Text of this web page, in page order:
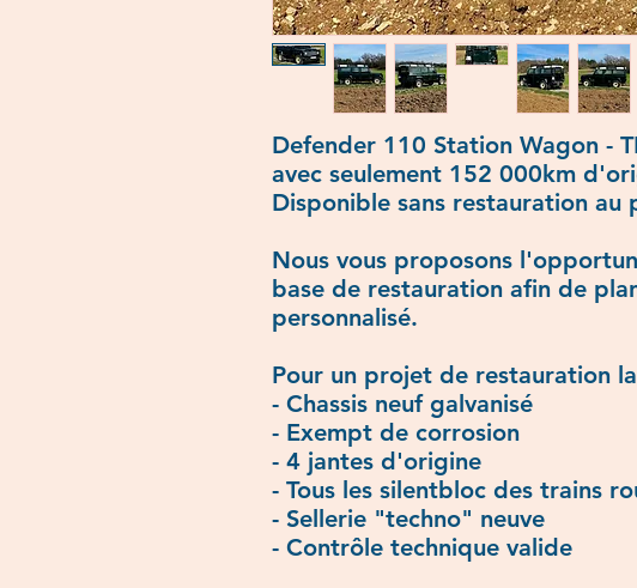
Defender 110 Station Wagon -
avec seulement 152 000km
Disponible sans restauration au
Nous vous proposons
base de restauration afin de
personnalisé.
Pour un projet de restauration
- Chassis neuf galvanisé
- Exempt de corrosion
- 4 jantes d'origine
- Tous les silentbloc des trains
- Sellerie "techno" neuve
- Contrôle technique valide